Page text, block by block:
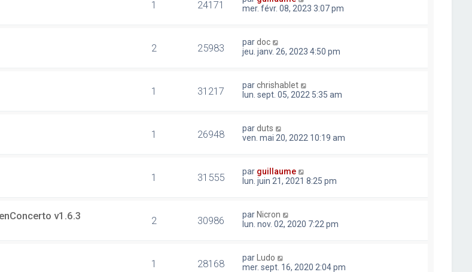
1 24171
mer. févr. 08, 2023 3:07 pm
2 25983 pardoc
jeu. janv. 26, 2023 4:50 pm
1 31217 parchrishablet
lun. sept. 05, 2022 5:35 am
1 26948 parduts
ven. mai 20, 2022 10:19 am
1 31555 par guillaume
lun. juin 21, 2021 8:25 pm
v1.6.3 2 30986 par Nicron
lun. nov. 02, 2020 7:22 pm
1 28168 par
Ludo
mer. sept. 16, 2020 2:04 pm